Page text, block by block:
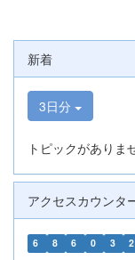
新着
3日分
トピックがありま
アクセスカウンタ
6 8 6 0 3 2